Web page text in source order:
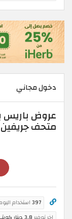
دخول مجاني
متحف
397استخدام